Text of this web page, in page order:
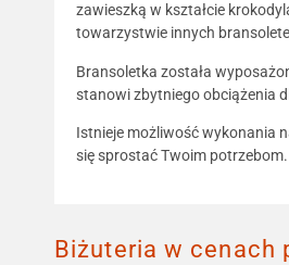
zawieszką w kształcie
towarzystwie innych
Bransoletka została
stanowi zbytniego obciążenia
Istnieje możliwość wykonania
się sprostać Twoim potrzebom.
Biżuteria w cenach